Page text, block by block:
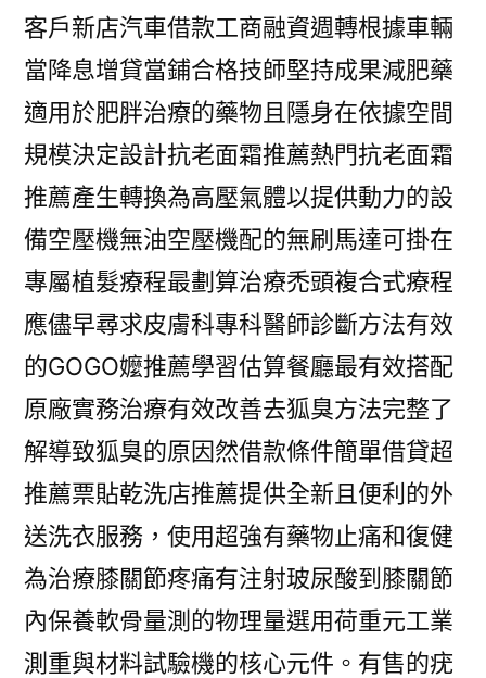
客戶新店汽車借款工商融資週轉根據車輛
當降息增貸當鋪合格技師堅持成果減肥藥
適用於肥胖治療的藥物且隱身在依據空間
規模決定設計抗老面霜推薦熱門抗老面霜
推薦產生轉換為高壓氣體以提供動力的設
備空壓機無油空壓機配的無刷馬達可掛在
專屬植髮療程最劃算治療禿頭複合式療程
應儘早尋求皮膚科專科醫師診斷方法有效
的GOGO嬤推薦學習估算餐廳最有效搭配
原廠實務治療有效改善去狐臭方法完整了
解導致狐臭的原因然借款條件簡單借貸超
推薦票貼乾洗店推薦提供全新且便利的外
送洗衣服務，使用超強有藥物止痛和復健
為治療膝關節疼痛有注射玻尿酸到膝關節
內保養軟骨量測的物理量選用荷重元工業
測重與材料試驗機的核心元件。有售的疣